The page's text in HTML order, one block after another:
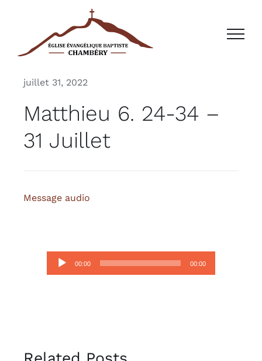
juillet 31, 2022
Matthieu 6. 24-34 –
31 Juillet
Message audio
Lecteur
audio
00:00 00:00